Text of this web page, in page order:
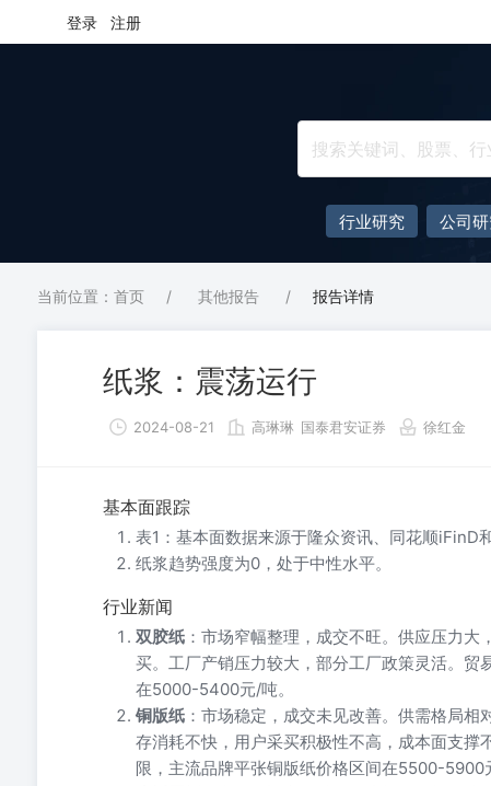
登录 注册
行业研究 公司
当前位置：首页 / 其他报告 / 报告详情
纸浆：震荡运行
2024-08-21 高琳琳 国泰君安证券 徐红金
基本面跟踪
表1：基本面数据来源于隆众资讯、同花顺iFinD
纸浆趋势强度为0，处于中性水平。
行业新闻
双胶纸 ：市场窄幅整理，成交不旺。供应压力
买。工厂产销压力较大，部分工厂政策灵活。
在5000-5400元/吨。
铜版纸 ：市场稳定，成交未见改善。供需格局
存消耗不快，用户采买积极性不高，成本面支
限，主流品牌平张铜版纸价格区间在5500-5900